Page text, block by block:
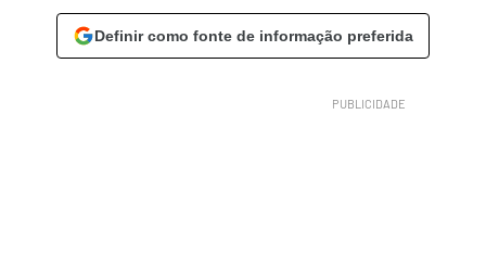
Definir como fonte de informação preferida